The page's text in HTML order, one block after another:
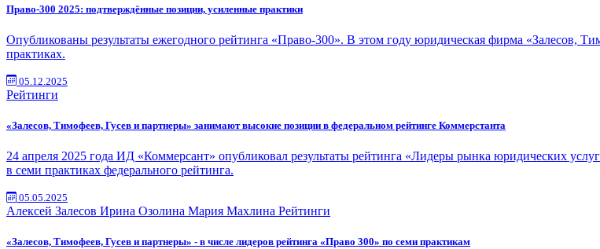
Право-300 2025: подтверждённые позиции, усиленные практики
Опубликованы результаты ежегодного рейтинга «Право-300». В этом году юридическая фирма «Залесов,
практиках.
05.12.2025
Рейтинги
«Залесов, Тимофеев, Гусев и партнеры» занимают высокие позиции в федеральном рейтинге Коммерстанта
24 апреля 2025 года ИД «Коммерсант» опубликовал результаты рейтинга «Лидеры рынка юридических
в семи практиках федерального рейтинга.
05.05.2025
Алексей Залесов Ирина Озолина Мария Махлина Рейтинги
«Залесов, Тимофеев, Гусев и партнеры» - в числе лидеров рейтинга «Право 300» по семи практикам